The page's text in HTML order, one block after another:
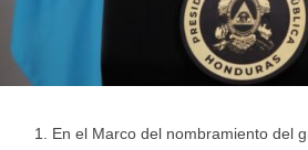
En el Marco del nombramiento del